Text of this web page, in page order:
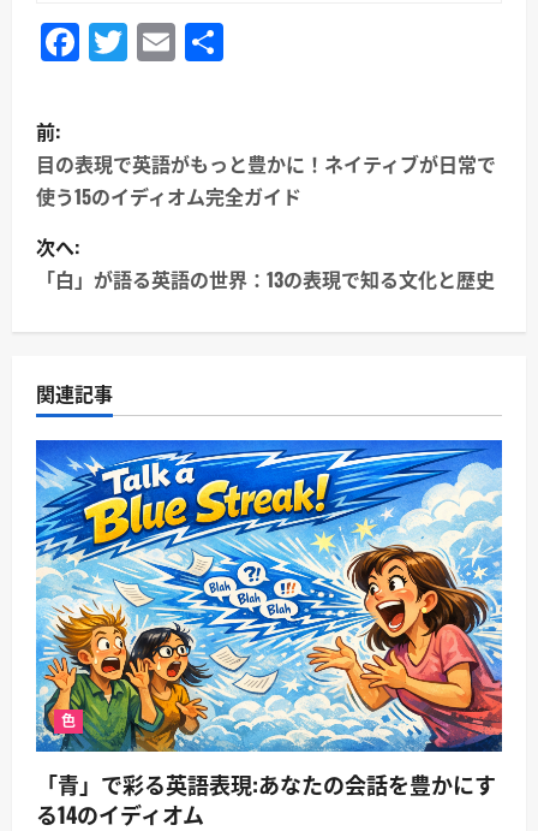
Facebook
Twitter
Email
投
稿
ナ
ビ
ゲ
ー
シ
ョ
ン
前:
目の表現で英語がもっと豊かに！ネイティブが日常で
使う15のイディオム完全ガイド
次へ:
「白」が語る英語の世界：13の表現で知る文化と歴史
関連記事
色
「青」で彩る英語表現:あなたの会話を豊かにす
る14のイディオム